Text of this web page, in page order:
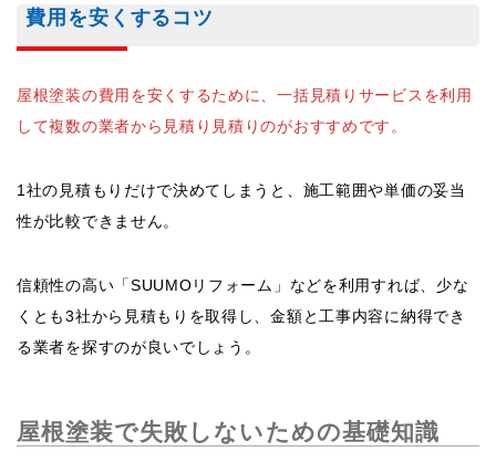
費用を安くするコツ
屋根塗装の費用を安くするために、一括見積りサービスを利用
して複数の業者から見積り見積りのがおすすめです。
1社の見積もりだけで決めてしまうと、施工範囲や単価の妥当
性が比較できません。
信頼性の高い「SUUMOリフォーム」などを利用すれば、少な
くとも3社から見積もりを取得し、金額と工事内容に納得でき
る業者を探すのが良いでしょう。
屋根塗装で失敗しないための基礎知識